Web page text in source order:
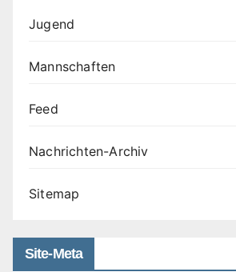
Jugend
Mannschaften
Feed
Nachrichten-Archiv
Sitemap
Site-Meta